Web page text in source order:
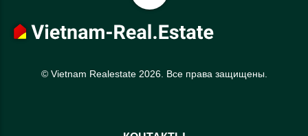
© Vietnam Realestate 2026. Все права защищены.